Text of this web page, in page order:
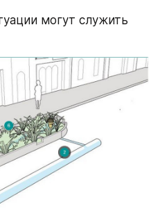
могут служить